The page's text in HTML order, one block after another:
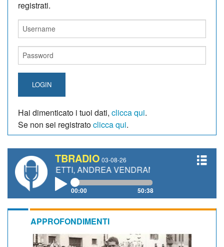
registrati.
LOGIN
Hai dimenticato i tuoi dati, clicca qui.
Se non sei registratoclicca qui.
TBRADIO 03-08-26
ANDREA VENDRAME, FILIPPO FIORELLI
00:00 50:38
APPROFONDIMENTI